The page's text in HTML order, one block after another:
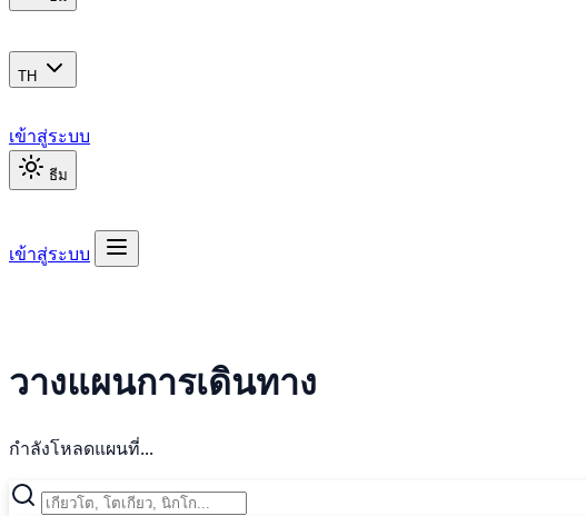
TH
เข้าสู่ระบบ
ธีม
เข้าสู่ระบบ
วางแผนการเดินทาง
กำลังโหลดแผนที่...